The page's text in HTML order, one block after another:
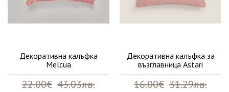
Декоративна калъфка
Melcua
22.00€ 43.03лв.
Декоративна калъфка за
възглавница Astari
16.00€ 31.29лв.